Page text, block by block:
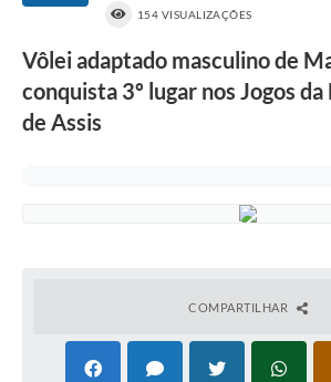
LEIS MUNICIPAIS
FORMULÁRIOS
Casa dos Conselhos
154 VISUALIZAÇÕES
Vôlei adaptado masculino de
conquista 3º lugar nos Jogos
de Assis
COMPARTILHAR